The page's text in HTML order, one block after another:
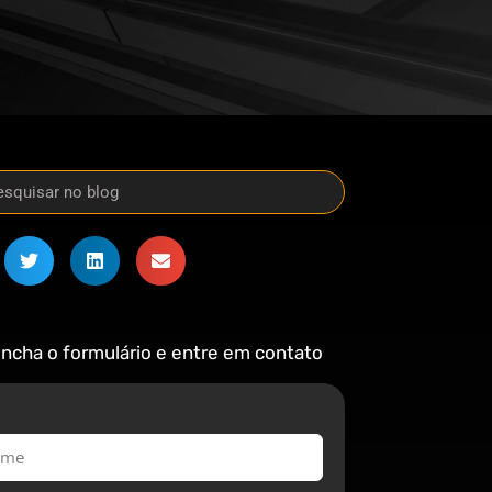
o formulário e entre em contato